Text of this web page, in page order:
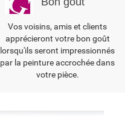
Vos voisins, amis et clients
apprécieront votre bon goût
lorsqu'ils seront impressionnés
par la peinture accrochée dans
votre pièce.